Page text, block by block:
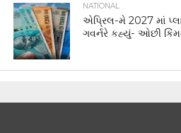
NATIONAL
એપ્રિલ-મે 2027 માં
ગવર્નરે કહ્યું- ઓછી